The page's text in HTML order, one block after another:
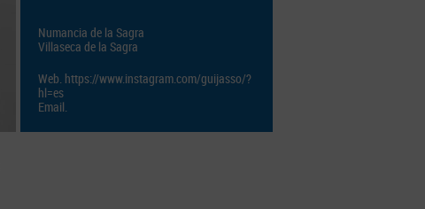
Numancia de la Sagra
Villaseca de la Sagra
Web. https://www.instagram.com/guijasso/?
hl=es
Email.